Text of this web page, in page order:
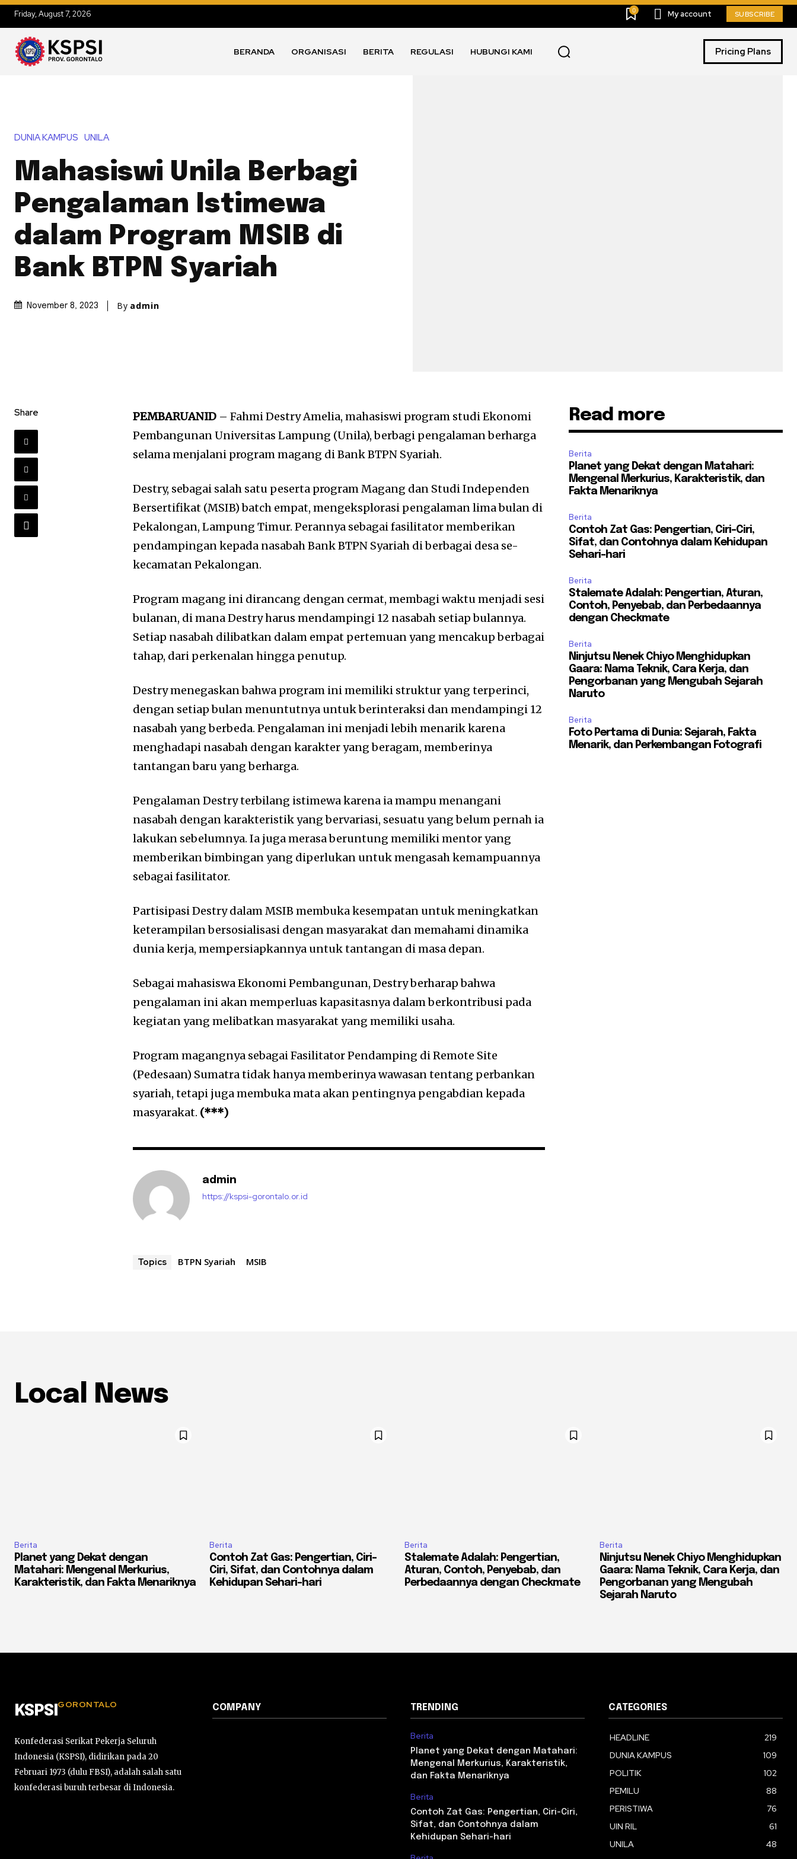
Friday, August 7, 2026 0 My account SUBSCRIBE
BERANDA ORGANISASI BERITA REGULASI HUBUNGI KAMI Pricing Plans
DUNIA KAMPUS UNILA
Mahasiswi Unila Berbagi
Pengalaman Istimewa
dalam Program MSIB di
Bank BTPN Syariah
November 8, 2023 By admin
Share PEMBARUANID – Fahmi Destry Amelia, mahasiswi program studi Ekonomi
Pembangunan Universitas Lampung (Unila), berbagi pengalaman berharga
selama menjalani program magang di Bank BTPN Syariah.
Destry, sebagai salah satu peserta program Magang dan Studi Independen
Bersertifikat (MSIB) batch empat, mengeksplorasi pengalaman lima bulan di
Pekalongan, Lampung Timur. Perannya sebagai fasilitator memberikan
pendampingan kepada nasabah Bank BTPN Syariah di berbagai desa se-
kecamatan Pekalongan.
Program magang ini dirancang dengan cermat, membagi waktu menjadi sesi
bulanan, di mana Destry harus mendampingi 12 nasabah setiap bulannya.
Setiap nasabah dilibatkan dalam empat pertemuan yang mencakup berbagai
tahap, dari perkenalan hingga penutup.
Destry menegaskan bahwa program ini memiliki struktur yang terperinci,
dengan setiap bulan menuntutnya untuk berinteraksi dan mendampingi 12
nasabah yang berbeda. Pengalaman ini menjadi lebih menarik karena
menghadapi nasabah dengan karakter yang beragam, memberinya
tantangan baru yang berharga.
Pengalaman Destry terbilang istimewa karena ia mampu menangani
nasabah dengan karakteristik yang bervariasi, sesuatu yang belum pernah ia
lakukan sebelumnya. Ia juga merasa beruntung memiliki mentor yang
memberikan bimbingan yang diperlukan untuk mengasah kemampuannya
sebagai fasilitator.
Partisipasi Destry dalam MSIB membuka kesempatan untuk meningkatkan
keterampilan bersosialisasi dengan masyarakat dan memahami dinamika
dunia kerja, mempersiapkannya untuk tantangan di masa depan.
Sebagai mahasiswa Ekonomi Pembangunan, Destry berharap bahwa
pengalaman ini akan memperluas kapasitasnya dalam berkontribusi pada
kegiatan yang melibatkan masyarakat yang memiliki usaha.
Program magangnya sebagai Fasilitator Pendamping di Remote Site
(Pedesaan) Sumatra tidak hanya memberinya wawasan tentang perbankan
syariah, tetapi juga membuka mata akan pentingnya pengabdian kepada
masyarakat. (***)
admin
https://kspsi-gorontalo.or.id
Topics BTPN Syariah MSIB
Read more
Berita
Planet yang Dekat dengan Matahari:
Mengenal Merkurius, Karakteristik, dan
Fakta Menariknya
Berita
Contoh Zat Gas: Pengertian, Ciri-Ciri,
Sifat, dan Contohnya dalam Kehidupan
Sehari-hari
Berita
Stalemate Adalah: Pengertian, Aturan,
Contoh, Penyebab, dan Perbedaannya
dengan Checkmate
Berita
Ninjutsu Nenek Chiyo Menghidupkan
Gaara: Nama Teknik, Cara Kerja, dan
Pengorbanan yang Mengubah Sejarah
Naruto
Berita
Foto Pertama di Dunia: Sejarah, Fakta
Menarik, dan Perkembangan Fotografi
Local News
Berita
Planet yang Dekat dengan
Matahari: Mengenal Merkurius,
Karakteristik, dan Fakta Menariknya
Berita
Contoh Zat Gas: Pengertian, Ciri-
Ciri, Sifat, dan Contohnya dalam
Kehidupan Sehari-hari
Berita
Stalemate Adalah: Pengertian,
Aturan, Contoh, Penyebab, dan
Perbedaannya dengan Checkmate
Berita
Ninjutsu Nenek Chiyo Menghidupkan
Gaara: Nama Teknik, Cara Kerja, dan
Pengorbanan yang Mengubah
Sejarah Naruto
KSPSI GORONTALO
Konfederasi Serikat Pekerja Seluruh
Indonesia (KSPSI), didirikan pada 20
Februari 1973 (dulu FBSI), adalah salah satu
konfederasi buruh terbesar di Indonesia.
COMPANY TRENDING
Berita
Planet yang Dekat dengan Matahari:
Mengenal Merkurius, Karakteristik,
dan Fakta Menariknya
Berita
Contoh Zat Gas: Pengertian, Ciri-Ciri,
Sifat, dan Contohnya dalam
Kehidupan Sehari-hari
CATEGORIES
HEADLINE
219
DUNIA KAMPUS
109
POLITIK
102
PEMILU
88
PERISTIWA
76
UIN RIL
61
UNILA
48